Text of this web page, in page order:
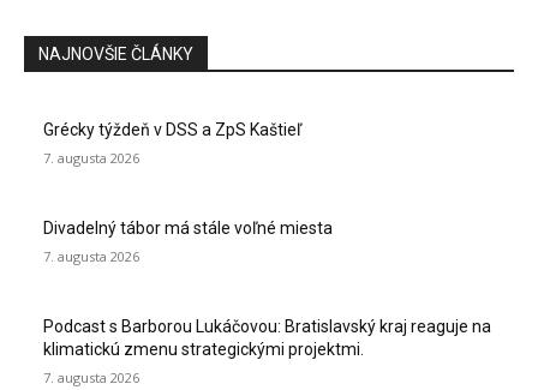
NAJNOVŠIE ČLÁNKY
Grécky týždeň v DSS a ZpS Kaštieľ
7. augusta 2026
Divadelný tábor má stále voľné miesta
7. augusta 2026
Podcast s Barborou Lukáčovou: Bratislavský kraj reaguje na
klimatickú zmenu strategickými projektmi.
7. augusta 2026